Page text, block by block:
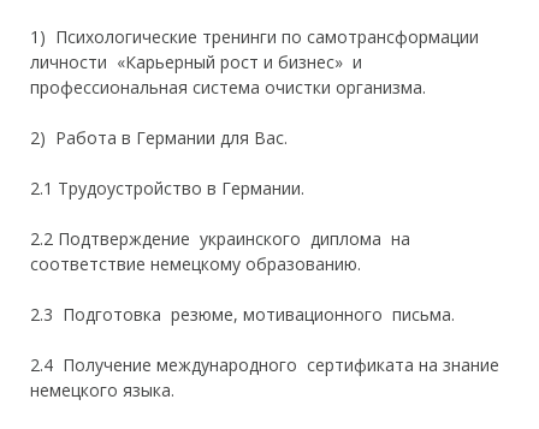
1) Психологические тренинги по самотрансформации
личности «Карьерный рост и бизнес» и
профессиональная система очистки организма.
2) Работа в Германии для Вас.
2.1 Трудоустройство в Германии.
2.2 Подтверждение украинского диплома на
соответствие немецкому образованию.
2.3 Подготовка резюме, мотивационного письма.
2.4 Получение международного сертификата на знание
немецкого языка.